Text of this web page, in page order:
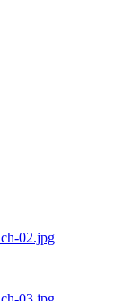
02.jpg